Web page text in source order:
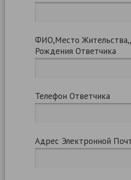
ФИО,место
Рождения Ответчика
Телефон Ответчика
Адрес Электронной